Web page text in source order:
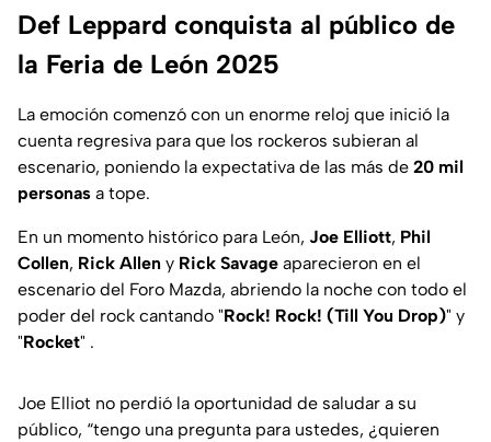
Def Leppard conquista al público de
la Feria de León 2025
La emoción comenzó con un enorme reloj que inició la
cuenta regresiva para que los rockeros subieran al
escenario, poniendo la expectativa de las más de 20 mil
personas a tope.
En un momento histórico para León, Joe Elliott, Phil
Collen, Rick Allen y Rick Savage aparecieron en el
escenario del Foro Mazda, abriendo la noche con todo el
poder del rock cantando "Rock! Rock! (Till You Drop)" y
"Rocket" .
Joe Elliot no perdió la oportunidad de saludar a su
público, “tengo una pregunta para ustedes, ¿quieren